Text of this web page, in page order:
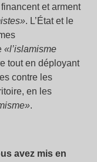
et arment
. L’État et le
«l’islamisme
tout en déployant
contre les
en les
.
avez mis en